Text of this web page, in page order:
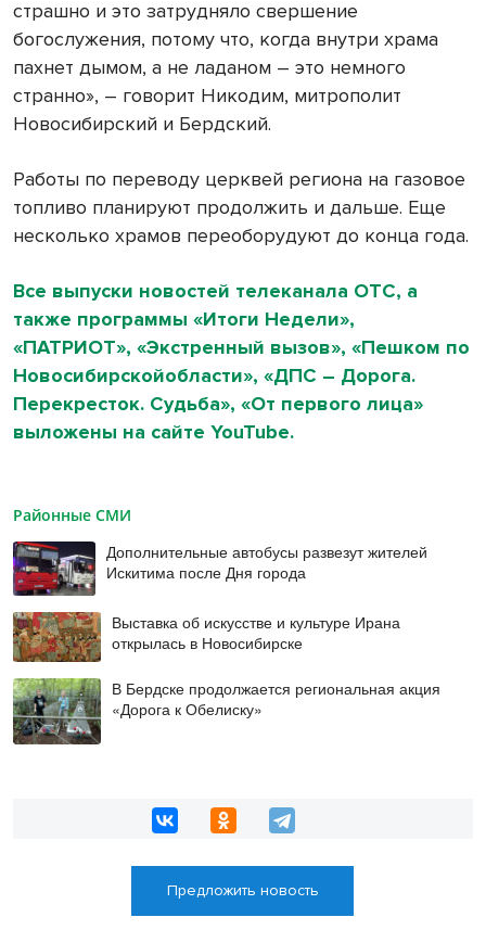
страшно и это затрудняло свершение
богослужения, потому что, когда внутри храма
пахнет дымом, а не ладаном – это немного
странно», – говорит Никодим, митрополит
Новосибирский и Бердский.
Работы по переводу церквей региона на газовое
топливо планируют продолжить и дальше. Еще
несколько храмов переоборудуют до конца года.
Все выпуски новостей телеканала ОТС, а
также программы «Итоги Недели»,
«ПАТРИОТ», «Экстренный вызов», «Пешком по
Новосибирскойобласти», «ДПС – Дорога.
Перекресток. Судьба», «От первого лица»
выложены на сайте YouTube.
Районные СМИ
Дополнительные автобусы развезут жителей
Искитима после Дня города
Выставка об искусстве и культуре Ирана
открылась в Новосибирске
В Бердске продолжается региональная акция
«Дорога к Обелиску»
Предложить новость